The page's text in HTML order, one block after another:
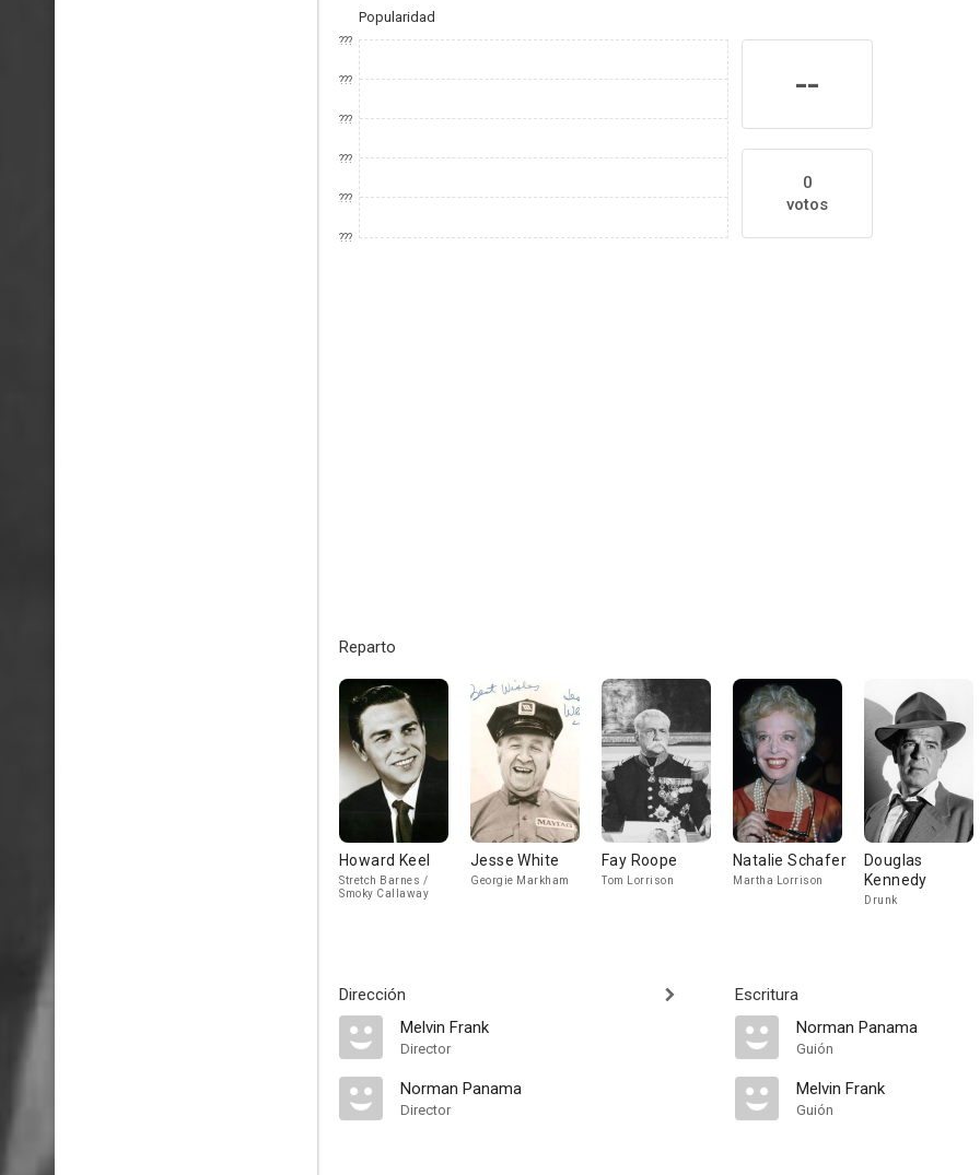
Popularidad
???
???
???
???
???
???
--
0
votos
Reparto
Howard Keel
Stretch Barnes /
Smoky Callaway
Jesse White
Georgie Markham
Fay Roope
Tom Lorrison
Natalie Schafer
Martha Lorrison
Douglas
Kennedy
Drunk
Dirección
Melvin Frank
Director
Norman Panama
Director
Escritura
Norman Panama
Guión
Melvin Frank
Guión